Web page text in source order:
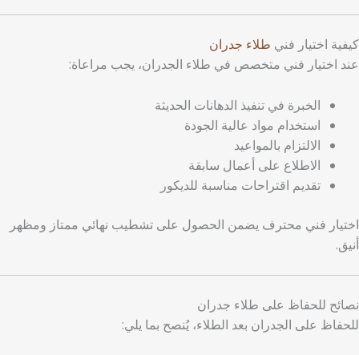
كيفية اختيار فني طلاء جدران
عند اختيار فني متخصص في طلاء الجدران، يجب مراعاة:
الخبرة في تنفيذ الدهانات الحديثة
استخدام مواد عالية الجودة
الالتزام بالمواعيد
الاطلاع على أعمال سابقة
تقديم اقتراحات مناسبة للديكور
اختيار فني محترف يضمن الحصول على تشطيب نهائي ممتاز ومظهر
أنيق.
نصائح للحفاظ على طلاء جدران
للحفاظ على الجدران بعد الطلاء، يُنصح بما يلي: